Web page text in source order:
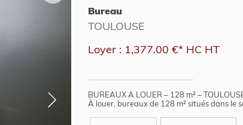
Bureau
TOULOUSE
Loyer : 1,377.00 €* HC HT
BUREAUX À LOUER – 128 m² –
À louer, bureaux de 128 m² situés dans le